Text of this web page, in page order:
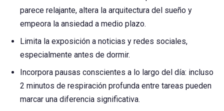
parece relajante, altera la arquitectura del sueño y
empeora la ansiedad a medio plazo.
Limita la exposición a noticias y redes sociales,
especialmente antes de dormir.
Incorpora pausas conscientes a lo largo del día: incluso
2 minutos de respiración profunda entre tareas pueden
marcar una diferencia significativa.